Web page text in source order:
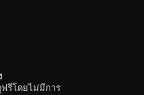
รีโดยไม่มีการ